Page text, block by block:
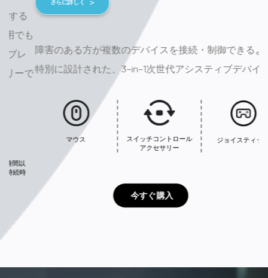
さらに詳しく
障害のある方が複数のデバイスを接続・制御できるように
特別に設計された、3-in-1次世代アシスティブデバイス.
スイッチコントロール
アクセサリー
ジョイスティック
今すぐ購入